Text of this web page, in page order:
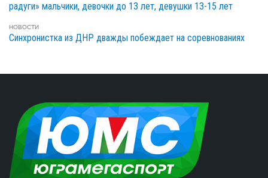
радуги» мальчики, девочки до 13 лет, девушки 13-15 лет
НОВОСТИ
Синхронистка из ДНР дважды побеждает на соревнованиях